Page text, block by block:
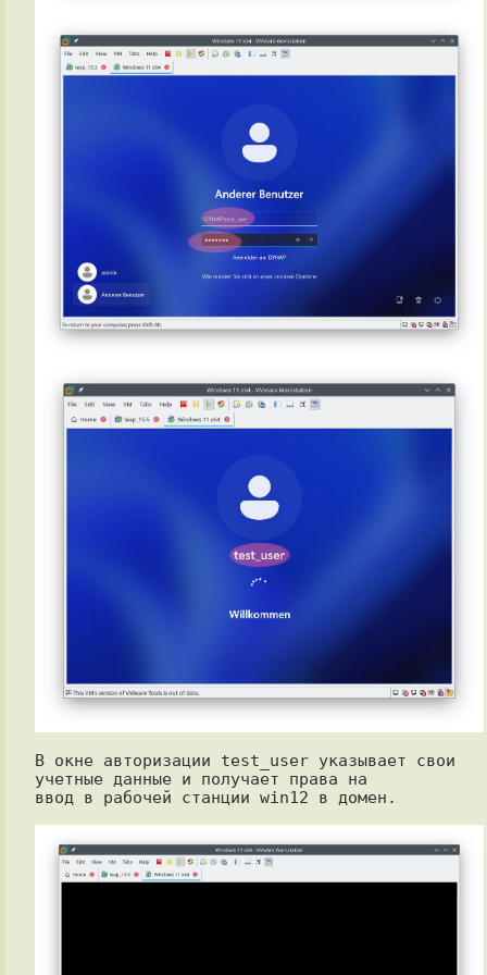
В окне авторизации test_user указывает свои
учетные данные и получает права на
ввод в рабочей станции win12 в домен.